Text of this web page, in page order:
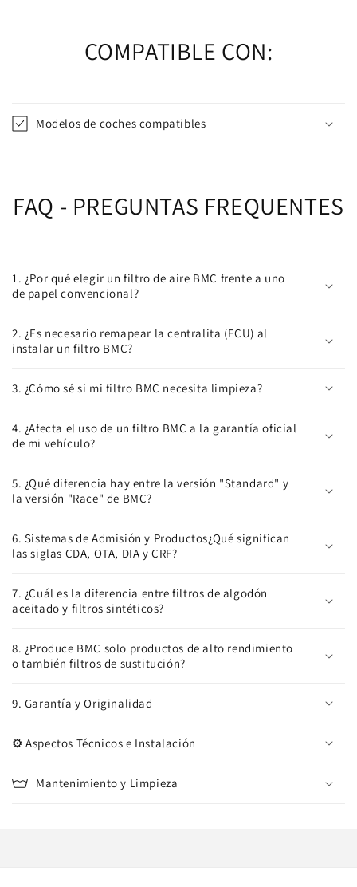
COMPATIBLE CON:
Modelos de coches compatibles
FAQ - PREGUNTAS FREQUENTES
1. ¿Por qué elegir un filtro de aire BMC frente a uno
de papel convencional?
2. ¿Es necesario remapear la centralita (ECU) al
instalar un filtro BMC?
3. ¿Cómo sé si mi filtro BMC necesita limpieza?
4. ¿Afecta el uso de un filtro BMC a la garantía oficial
de mi vehículo?
5. ¿Qué diferencia hay entre la versión "Standard" y
la versión "Race" de BMC?
6. Sistemas de Admisión y Productos¿Qué significan
las siglas CDA, OTA, DIA y CRF?
7. ¿Cuál es la diferencia entre filtros de algodón
aceitado y filtros sintéticos?
8. ¿Produce BMC solo productos de alto rendimiento
o también filtros de sustitución?
9. Garantía y Originalidad
⚙️ Aspectos Técnicos e Instalación
Mantenimiento y Limpieza